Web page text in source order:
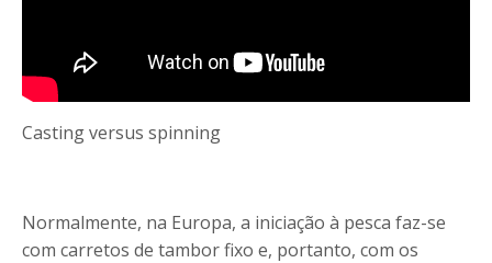
Casting versus spinning
Normalmente, na Europa, a iniciação à pesca faz-se
com carretos de tambor fixo e, portanto, com os